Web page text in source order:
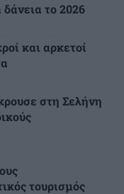
το 2026
και αρκετοί
στη Σελήνη
τουρισμός